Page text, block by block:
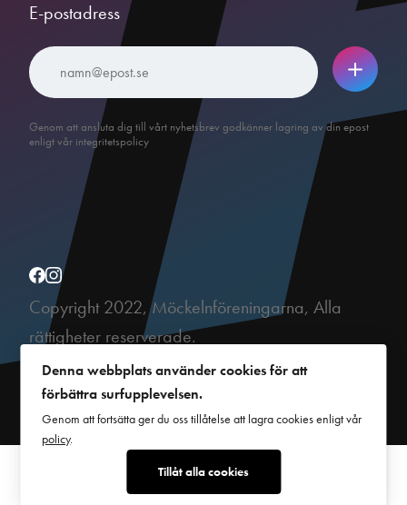
E-postadress
Genom att ansluta dig till vårt nyhetsbrev godkänner lagring av din epost
enligt vår integritetspolicy
Copyright 2022, Möckelnföreningarna, Alla
rättigheter reserverade.
Terms of Serviceapply.
Denna webbplats använder cookies för att
förbättra surfupplevelsen.
Genom att fortsätta ger du oss tillåtelse att lagra cookies enligt vår
policy.
Tillåt alla cookies